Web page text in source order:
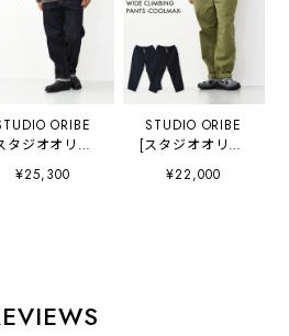
ORIBE
タジオオリベ]
RIDE ON LOOSE
[WR044]
MEN'S/LADY'S
[2025AW]
¥25,300
STUDIO ORIBE
[スタジオオリベ]
WIDE CLIMBING
PANTS -
¥22,000